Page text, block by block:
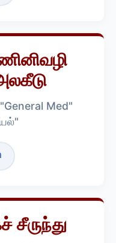
Med"
சீருந்து